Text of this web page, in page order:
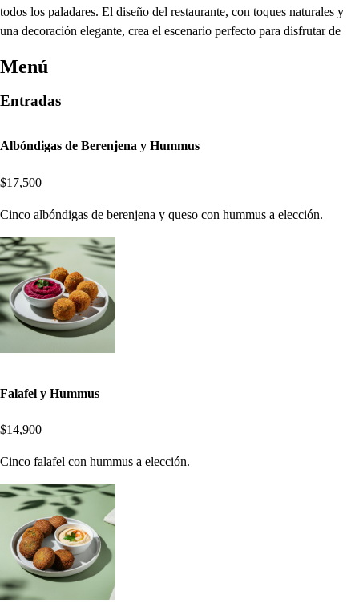
todos los paladares. El diseño del restaurante, con toques naturales y
una decoración elegante, crea el escenario perfecto para disfrutar de
Menú
Entradas
Albóndigas de Berenjena y Hummus
$17,500
Cinco albóndigas de berenjena y queso con hummus a elección.
Falafel y Hummus
$14,900
Cinco falafel con hummus a elección.